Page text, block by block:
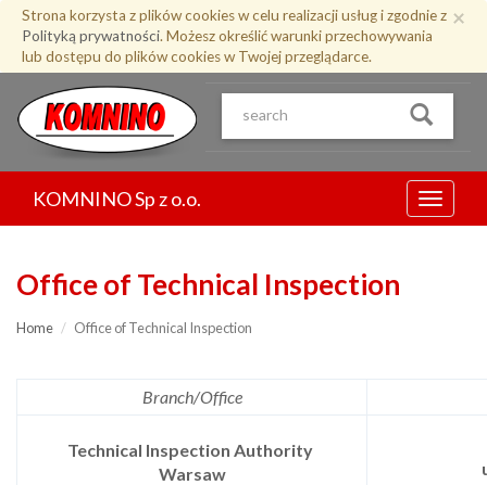
Przejdź
treści
×
Strona korzysta z plików cookies w celu realizacji usług i zgodnie z
Polityką prywatności. Możesz określić warunki przechowywania
lub dostępu do plików cookies w Twojej przeglądarce.
Menu
KOMNINO Sp z o.o.
Office of Technical Inspection
Home Office of Technical Inspection
Branch/Office
Technical Inspection Authority
Warsaw